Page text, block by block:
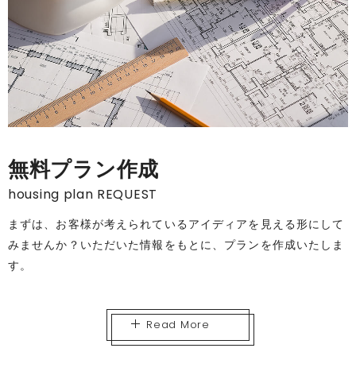
無料プラン作成
housing plan REQUEST
まずは、お客様が考えられているアイディアを見える形にして
みませんか？いただいた情報をもとに、プランを作成いたしま
す。
Read More